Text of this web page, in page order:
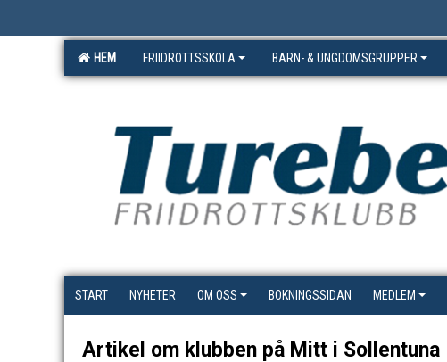
HEM FRIIDROTTSSKOLA BARN- & UNGDOMSGRUPPER
START NYHETER OM OSS BOKNINGSSIDAN MEDLEM
Artikel om klubben på Mitt i Sollentuna